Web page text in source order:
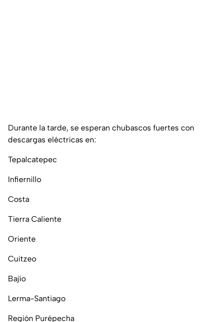
Durante la tarde, se esperan chubascos fuertes con
descargas eléctricas en:
Tepalcatepec
Infiernillo
Costa
Tierra Caliente
Oriente
Cuitzeo
Bajío
Lerma-Santiago
Región Purépecha